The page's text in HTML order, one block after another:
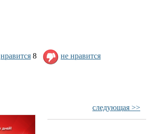
нравится 8 не нравится
следующая >>